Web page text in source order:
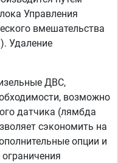
Управления
вмешательства
Удаление
ДВС,
возможно
датчика (лямбда
сэкономить на
опции и